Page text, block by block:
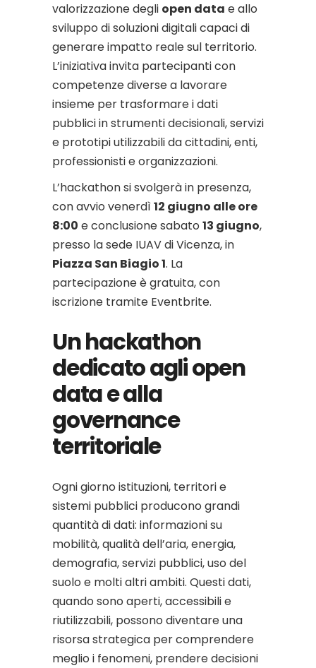
valorizzazione degli open data e allo
sviluppo di soluzioni digitali capaci di
generare impatto reale sul territorio.
L’iniziativa invita partecipanti con
competenze diverse a lavorare
insieme per trasformare i dati
pubblici in strumenti decisionali, servizi
e prototipi utilizzabili da cittadini, enti,
professionisti e organizzazioni.
L’hackathon si svolgerà in presenza,
con avvio venerdì12 giugno alle ore
8:00 e conclusione sabato 13 giugno,
presso la sede IUAV di Vicenza, in
Piazza San Biagio 1. La
partecipazione è gratuita, con
iscrizione tramite Eventbrite.
Un hackathon
dedicato agli open
data e alla
governance
territoriale
Ogni giorno istituzioni, territori e
sistemi pubblici producono grandi
quantità di dati: informazioni su
mobilità, qualità dell’aria, energia,
demografia, servizi pubblici, uso del
suolo e molti altri ambiti. Questi dati,
quando sono aperti, accessibili e
riutilizzabili, possono diventare una
risorsa strategica per comprendere
meglio i fenomeni, prendere decisioni